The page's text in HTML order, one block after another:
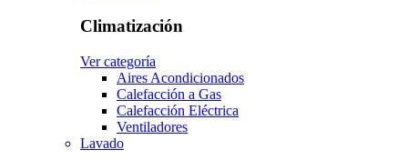
Climatización
Ver categoría
Aires Acondicionados
Calefacción a Gas
Calefacción Eléctrica
Ventiladores
Lavado